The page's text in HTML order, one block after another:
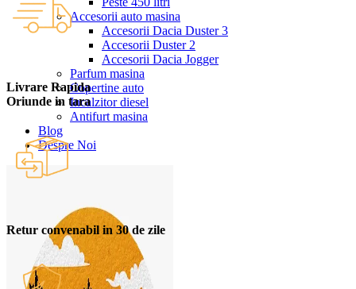
Accesorii auto masina
Accesorii Dacia Duster 3
Accesorii Duster 2
Accesorii Dacia Jogger
Parfum masina
Copertine auto
Incalzitor diesel
Antifurt masina
Blog
Despre Noi
Livrare Rapida
Oriunde in tara
Retur convenabil in 30 de zile